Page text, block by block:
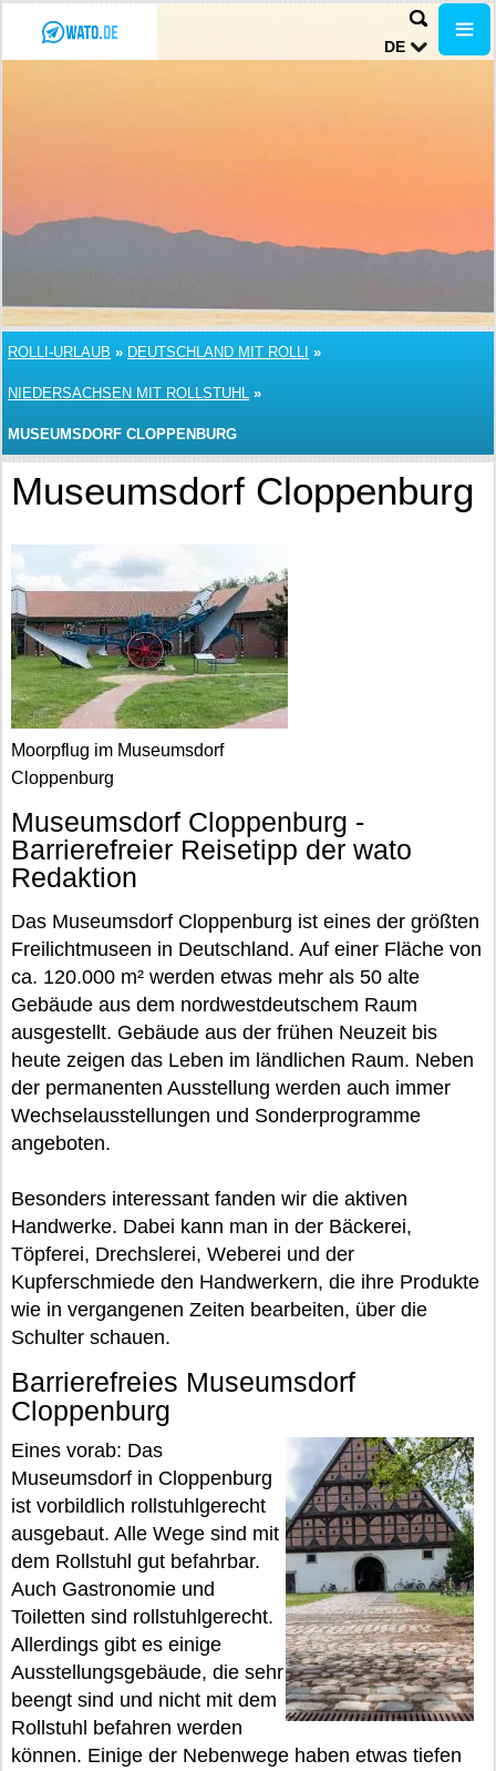
DE
ROLLI-URLAUB » DEUTSCHLAND MIT ROLLI »
NIEDERSACHSEN MIT ROLLSTUHL »
MUSEUMSDORF CLOPPENBURG
Museumsdorf Cloppenburg
Moorpflug im Museumsdorf
Cloppenburg
Museumsdorf Cloppenburg -
Barrierefreier Reisetipp der wato
Redaktion
Das Museumsdorf Cloppenburg ist eines der größten
Freilichtmuseen in Deutschland. Auf einer Fläche von
ca. 120.000 m² werden etwas mehr als 50 alte
Gebäude aus dem nordwestdeutschem Raum
ausgestellt. Gebäude aus der frühen Neuzeit bis
heute zeigen das Leben im ländlichen Raum. Neben
der permanenten Ausstellung werden auch immer
Wechselausstellungen und Sonderprogramme
angeboten.
Besonders interessant fanden wir die aktiven
Handwerke. Dabei kann man in der Bäckerei,
Töpferei, Drechslerei, Weberei und der
Kupferschmiede den Handwerkern, die ihre Produkte
wie in vergangenen Zeiten bearbeiten, über die
Schulter schauen.
Barrierefreies Museumsdorf
Cloppenburg
Eines vorab: Das
Museumsdorf in Cloppenburg
ist vorbildlich rollstuhlgerecht
ausgebaut. Alle Wege sind mit
dem Rollstuhl gut befahrbar.
Auch Gastronomie und
Toiletten sind rollstuhlgerecht.
Allerdings gibt es einige
Ausstellungsgebäude, die sehr
beengt sind und nicht mit dem
Rollstuhl befahren werden
können. Einige der Nebenwege haben etwas tiefen